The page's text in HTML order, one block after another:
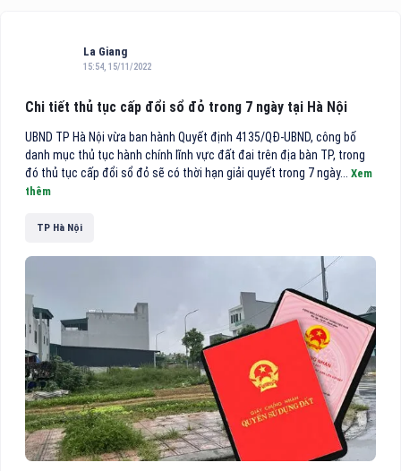
La Giang
15:54, 15/11/2022
Chi tiết thủ tục cấp đổi sổ đỏ trong 7 ngày tại Hà Nội
UBND TP Hà Nội vừa ban hành Quyết định 4135/QĐ-UBND, công bố
danh mục thủ tục hành chính lĩnh vực đất đai trên địa bàn TP, trong
đó thủ tục cấp đổi sổ đỏ sẽ có thời hạn giải quyết trong 7 ngày... Xem
thêm
TP Hà Nội